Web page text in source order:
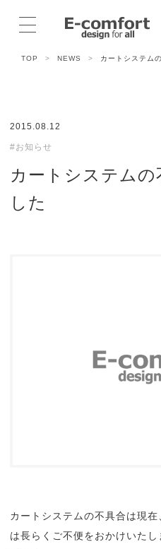
TOP > NEWS > カートシステム
2015.08.12
#お知らせ
カートシステムの
した
カートシステムの不具合は現
は長らくご不便をおかけいた